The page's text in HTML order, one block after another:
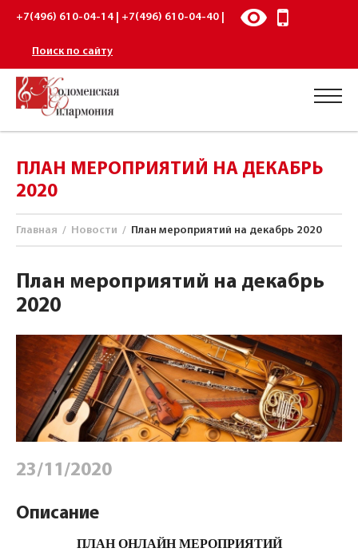
+7(496) 610-04-14 | +7(496) 610-04-40 |
Поиск по сайту
ПЛАН МЕРОПРИЯТИЙ НА ДЕКАБРЬ
2020
Главная / Новости / План мероприятий на декабрь 2020
План мероприятий на декабрь
2020
23/11/2020
Описание
ПЛАН ОНЛАЙН МЕРОПРИЯТИЙ